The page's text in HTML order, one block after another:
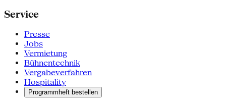
Service
Presse
Jobs
Vermietung
Bühnentechnik
Vergabeverfahren
Hospitality
Programmheft bestellen